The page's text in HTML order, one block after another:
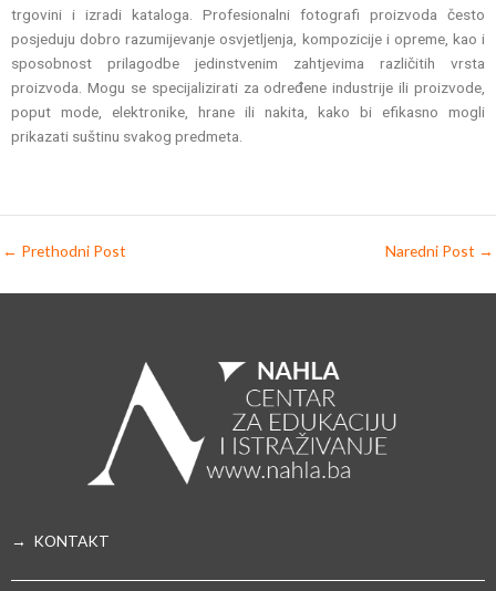
trgovini i izradi kataloga. Profesionalni fotografi proizvoda često
posjeduju dobro razumijevanje osvjetljenja, kompozicije i opreme, kao i
sposobnost prilagodbe jedinstvenim zahtjevima različitih vrsta
proizvoda. Mogu se specijalizirati za određene industrije ili proizvode,
poput mode, elektronike, hrane ili nakita, kako bi efikasno mogli
prikazati suštinu svakog predmeta.
← Prethodni Post Naredni Post →
→ KONTAKT